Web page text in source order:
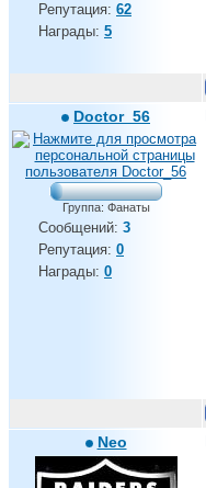
Репутация: 62
Награды: 5
Doctor_56
Группа: Фанаты
Сообщений: 3
Репутация: 0
Награды: 0
Neo